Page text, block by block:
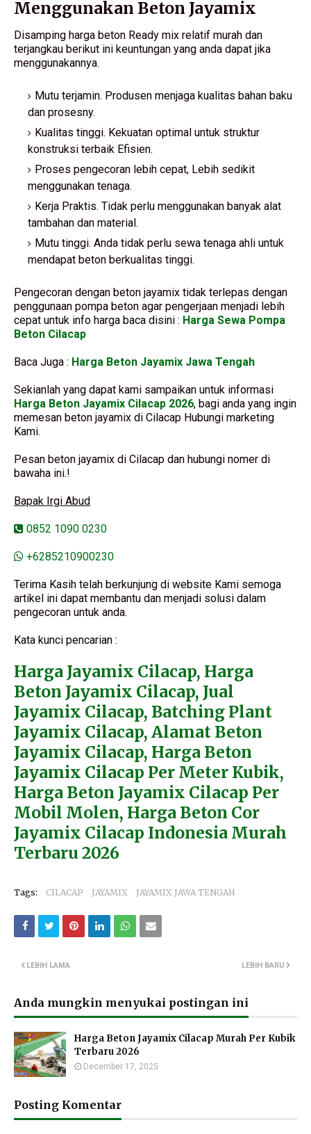
Menggunakan Beton Jayamix
Disamping harga beton Ready mix relatif murah dan
terjangkau berikut ini keuntungan yang anda dapat jika
menggunakannya.
Mutu terjamin. Produsen menjaga kualitas bahan baku
dan prosesny.
Kualitas tinggi. Kekuatan optimal untuk struktur
konstruksi terbaik Efisien.
Proses pengecoran lebih cepat, Lebih sedikit
menggunakan tenaga.
Kerja Praktis. Tidak perlu menggunakan banyak alat
tambahan dan material.
Mutu tinggi. Anda tidak perlu sewa tenaga ahli untuk
mendapat beton berkualitas tinggi.
Pengecoran dengan beton jayamix tidak terlepas dengan
penggunaan pompa beton agar pengerjaan menjadi lebih
cepat untuk info harga baca disini : Harga Sewa Pompa
Beton Cilacap
Baca Juga : Harga Beton Jayamix Jawa Tengah
Sekianlah yang dapat kami sampaikan untuk informasi
Harga Beton Jayamix Cilacap 2026, bagi anda yang ingin
memesan beton jayamix di Cilacap Hubungi marketing
Kami.
Pesan beton jayamix di Cilacap dan hubungi nomer di
bawaha ini.!
Bapak Irgi Abud
0852 1090 0230
+6285210900230
Terima Kasih telah berkunjung di website Kami semoga
artikel ini dapat membantu dan menjadi solusi dalam
pengecoran untuk anda.
Kata kunci pencarian :
Harga Jayamix Cilacap, Harga
Beton Jayamix Cilacap, Jual
Jayamix Cilacap, Batching Plant
Jayamix Cilacap, Alamat Beton
Jayamix Cilacap, Harga Beton
Jayamix Cilacap Per Meter Kubik,
Harga Beton Jayamix Cilacap Per
Mobil Molen, Harga Beton Cor
Jayamix Cilacap Indonesia Murah
Terbaru 2026
Tags: CILACAP JAYAMIX JAYAMIX JAWA TENGAH
LEBIH BARU
LEBIH LAMA
Anda mungkin menyukai postingan ini
Harga Beton Jayamix Cilacap Murah Per Kubik
Terbaru 2026
December 17, 2025
Posting Komentar